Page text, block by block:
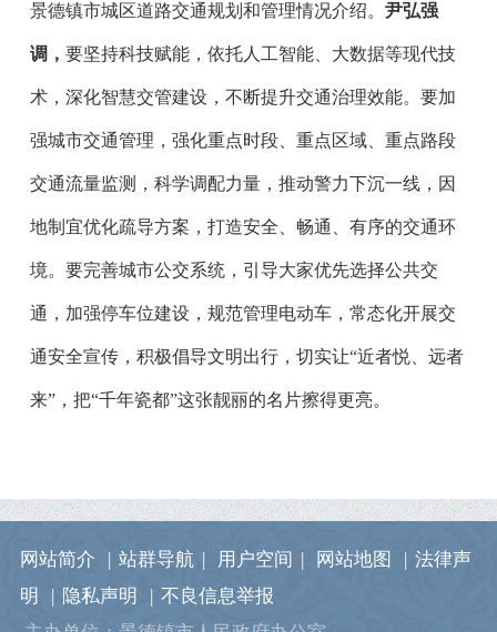
景德镇市城区道路交通规划和管理情况介绍。 尹弘强
调， 要坚持科技赋能，依托人工智能、大数据等现代技
术，深化智慧交管建设，不断提升交通治理效能。要加
强城市交通管理，强化重点时段、重点区域、重点路段
交通流量监测，科学调配力量，推动警力下沉一线，因
地制宜优化疏导方案，打造安全、畅通、有序的交通环
境。要完善城市公交系统，引导大家优先选择公共交
通，加强停车位建设，规范管理电动车，常态化开展交
通安全宣传，积极倡导文明出行，切实让“近者悦、远者
来”，把“千年瓷都”这张靓丽的名片擦得更亮。
网站简介 | 站群导航 | 用户空间 | 网站地图 | 法律声
明
| 隐私声明 | 不良信息举报